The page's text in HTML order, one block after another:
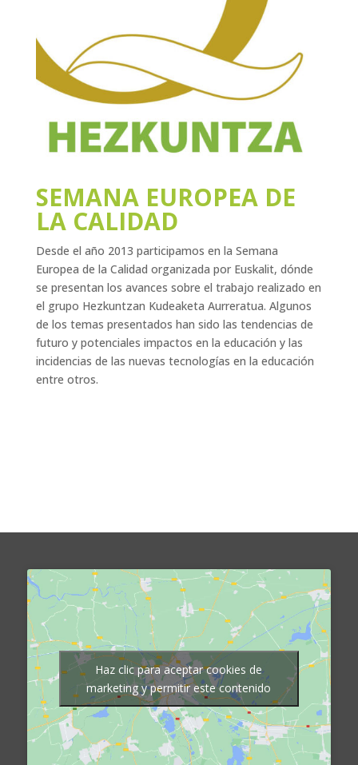
SEMANA EUROPEA DE
LA CALIDAD
Desde el año 2013 participamos en la Semana
Europea de la Calidad organizada por Euskalit, dónde
se presentan los avances sobre el trabajo realizado en
el grupo Hezkuntzan Kudeaketa Aurreratua. Algunos
de los temas presentados han sido las tendencias de
futuro y potenciales impactos en la educación y las
incidencias de las nuevas tecnologías en la educación
entre otros.
Haz clic para aceptar cookies de
marketing y permitir este contenido